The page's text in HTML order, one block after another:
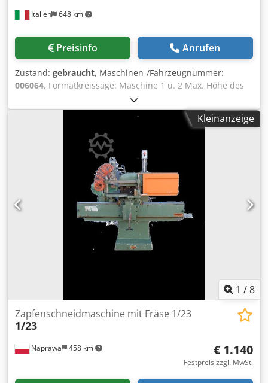
Italien 648 km
Preisinfo Anrufen
Zustand: gebraucht, Maschinen-/Fahrzeugnummer:
006064, Formatkreissäge: Maschine 1 u. 2 Max. Höhe des
Paneels: 85 mm Max. Vortriebsgeschwindigkeit: 26 m/min
Abstand zwischen den Klinken: 1000 mm Cjdpfx Aslw A D
Kleinanzeige
1 /8
Naprawa 458 km
Zapfenschneidmaschine mit Fräse 1/23
1/23
€ 1.140
Festpreis zzgl. MwSt.